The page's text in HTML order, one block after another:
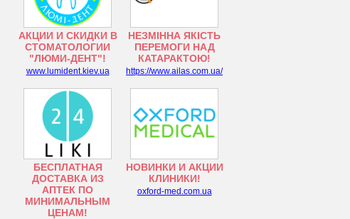
АКЦИИ И СКИДКИ В
СТОМАТОЛОГИИ
"ЛЮМИ-ДЕНТ"!
www.lumident.kiev.ua
НЕЗМІННА ЯКІСТЬ
ПЕРЕМОГИ НАД
КАТАРАКТОЮ!
https://www.ailas.com.ua/
БЕСПЛАТНАЯ
ДОСТАВКА ИЗ
АПТЕК ПО
МИНИМАЛЬНЫМ
ЦЕНАМ!
НОВИНКИ И АКЦИИ
КЛИНИКИ!
oxford-med.com.ua